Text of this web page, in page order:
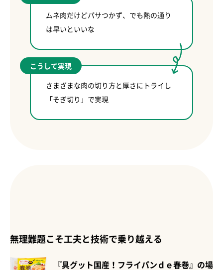
ムネ肉だけどパサつかず、でも熱の通り
は早いといいな
こうして実現
さまざまな肉の切り方と厚さにトライし
「そぎ切り」で実現
無理難題こそ工夫と技術で乗り越える
『具グット国産！フライパンｄｅ春巻』の場